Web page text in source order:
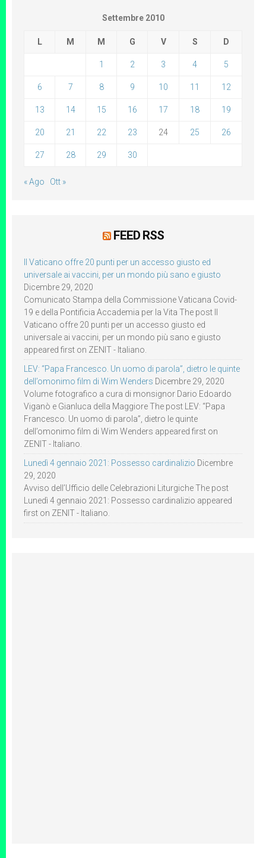
Settembre 2010
L M M G V S D
1 2 3 4 5
6 7 8 9 10 11 12
13 14 15 16 17 18 19
20 21 22 23 24 25 26
27 28 29 30
« Ago Ott »
FEED RSS
Il Vaticano offre 20 punti per un accesso giusto ed
universale ai vaccini, per un mondo più sano e giusto
Dicembre 29, 2020
Comunicato Stampa della Commissione Vaticana Covid-
19 e della Pontificia Accademia per la Vita The post Il
Vaticano offre 20 punti per un accesso giusto ed
universale ai vaccini, per un mondo più sano e giusto
appeared first on ZENIT - Italiano.
LEV: “Papa Francesco. Un uomo di parola”, dietro le quinte
dell’omonimo film di Wim Wenders Dicembre 29, 2020
Volume fotografico a cura di monsignor Dario Edoardo
Viganò e Gianluca della Maggiore The post LEV: “Papa
Francesco. Un uomo di parola”, dietro le quinte
dell’omonimo film di Wim Wenders appeared first on
ZENIT - Italiano.
Lunedì 4 gennaio 2021: Possesso cardinalizio Dicembre
29, 2020
Avviso dell’Ufficio delle Celebrazioni Liturgiche The post
Lunedì 4 gennaio 2021: Possesso cardinalizio appeared
first on ZENIT - Italiano.